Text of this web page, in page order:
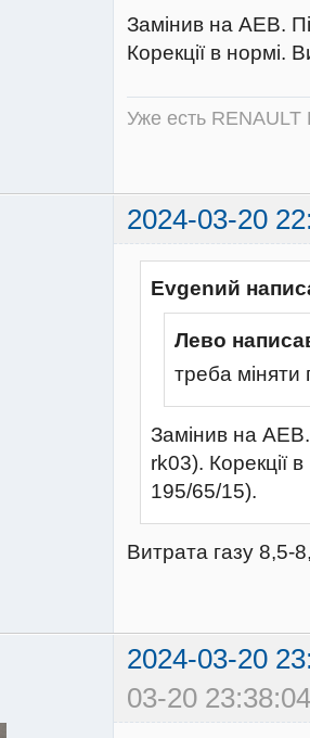
Замінив на AEB.
Корекції в нормі.
Уже есть
2024-03-20
Evgenий
Лево
треба міняти
Замінив на
rk03). Корекції
195/65/15).
Витрата газу 8,5-
2024-03-20
03-20